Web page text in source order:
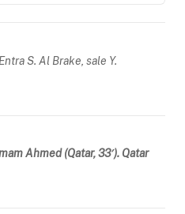
S. Al Brake, sale Y.
Ahmed (Qatar, 33′). Qatar